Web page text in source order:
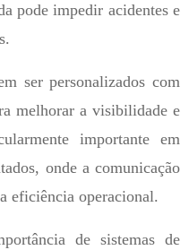
pode impedir acidentes e
ser personalizados com
melhorar a visibilidade e
importante em
onde a comunicação
eficiência operacional.
de sistemas de